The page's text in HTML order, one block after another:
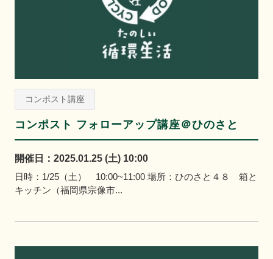
コンポスト講座
コンポスト フォローアップ講座＠ひのさと
開催日：2025.01.25 (土) 10:00
日時：1/25（土） 10:00~11:00 場所：ひのさと４８ 箱と
キッチン（福岡県宗像市...